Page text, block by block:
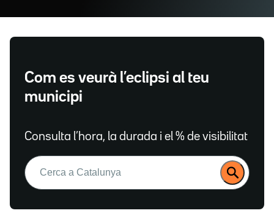
Com es veurà l’eclipsi al teu
municipi
Consulta l’hora, la durada i el % de visibilitat
Buscar: